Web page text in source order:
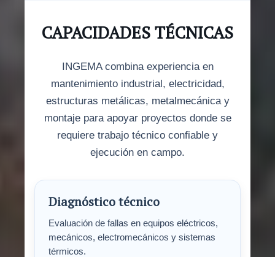
CAPACIDADES TÉCNICAS
INGEMA combina experiencia en
mantenimiento industrial, electricidad,
estructuras metálicas, metalmecánica y
montaje para apoyar proyectos donde se
requiere trabajo técnico confiable y
ejecución en campo.
Diagnóstico técnico
Evaluación de fallas en equipos eléctricos,
mecánicos, electromecánicos y sistemas
térmicos.